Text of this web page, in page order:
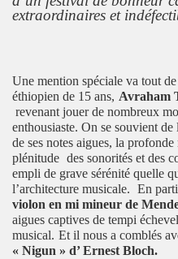
extraordinaires et
Une mention spéciale va tout
éthiopien de 15 ans, Avraham
revenant jouer de nombreux
enthousiaste. On se souvient
de ses notes aigues, la
plénitude des sonorités et des
empli de grave sérénité quelle
l’architecture musicale. En
violon en mi mineur de
aigues captives de tempi
musical. Et il nous a comblés
« Nigun » d’ Ernest Bloch.